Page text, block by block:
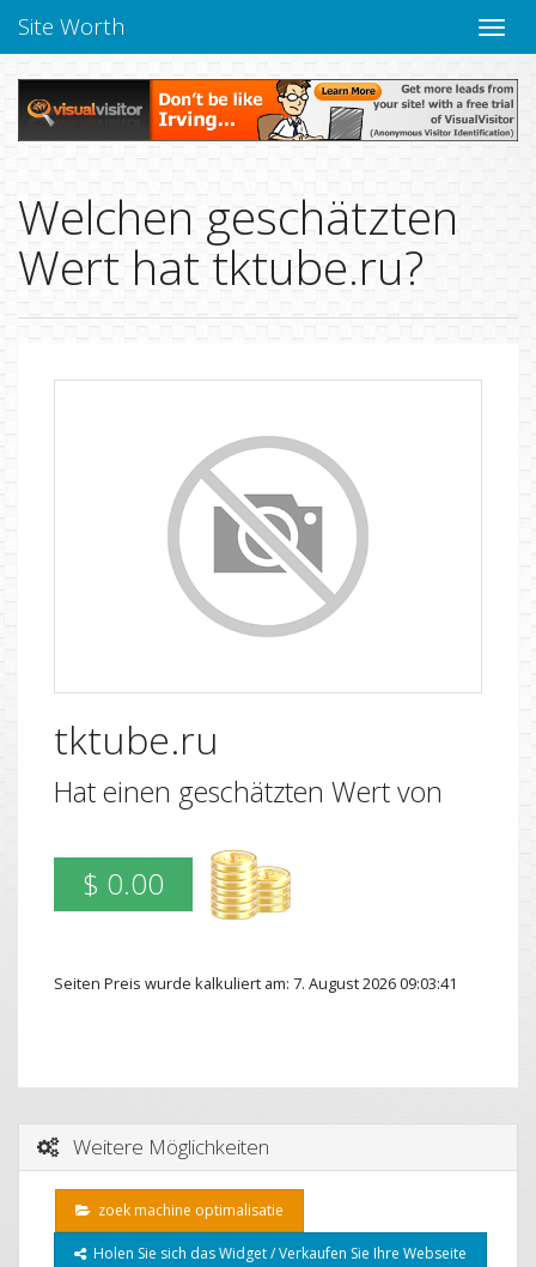
Site Worth
Welchen geschätzten
Wert hat tktube.ru?
tktube.ru
Hat einen geschätzten Wert von
$ 0.00
Seiten Preis wurde kalkuliert am: 7. August 2026 09:03:41
Weitere Möglichkeiten
zoek machine optimalisatie
Holen Sie sich das Widget / Verkaufen Sie Ihre Webseite